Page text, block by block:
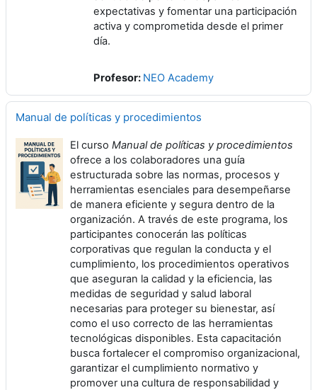
expectativas y fomentar una participación
activa y comprometida desde el primer
día.
Profesor: NEO Academy
Manual de políticas y procedimientos
El curso Manual de políticas y procedimientos
ofrece a los colaboradores una guía
estructurada sobre las normas, procesos y
herramientas esenciales para desempeñarse
de manera eficiente y segura dentro de la
organización. A través de este programa, los
participantes conocerán las políticas
corporativas que regulan la conducta y el
cumplimiento, los procedimientos operativos
que aseguran la calidad y la eficiencia, las
medidas de seguridad y salud laboral
necesarias para proteger su bienestar, así
como el uso correcto de las herramientas
tecnológicas disponibles. Esta capacitación
busca fortalecer el compromiso organizacional,
garantizar el cumplimiento normativo y
promover una cultura de responsabilidad y